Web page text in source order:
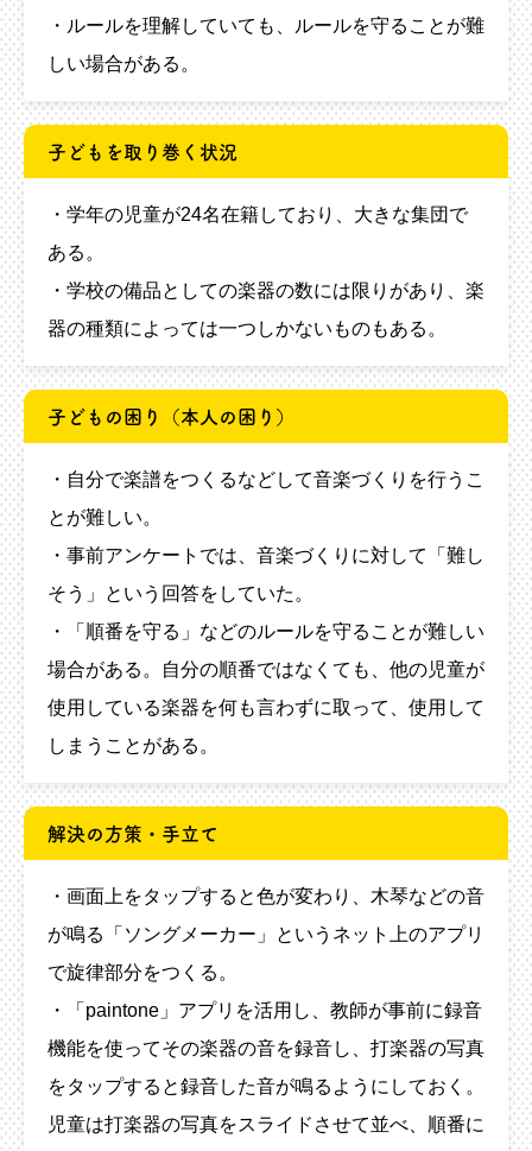
・ルールを理解していても、ルールを守ることが難
しい場合がある。
子どもを取り巻く状況
・学年の児童が24名在籍しており、大きな集団で
ある。
・学校の備品としての楽器の数には限りがあり、楽
器の種類によっては一つしかないものもある。
子どもの困り（本人の困り）
・自分で楽譜をつくるなどして音楽づくりを行うこ
とが難しい。
・事前アンケートでは、音楽づくりに対して「難し
そう」という回答をしていた。
・「順番を守る」などのルールを守ることが難しい
場合がある。自分の順番ではなくても、他の児童が
使用している楽器を何も言わずに取って、使用して
しまうことがある。
解決の方策・手立て
・画面上をタップすると色が変わり、木琴などの音
が鳴る「ソングメーカー」というネット上のアプリ
で旋律部分をつくる。
・「paintone」アプリを活用し、教師が事前に録音
機能を使ってその楽器の音を録音し、打楽器の写真
をタップすると録音した音が鳴るようにしておく。
児童は打楽器の写真をスライドさせて並べ、順番に